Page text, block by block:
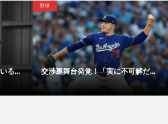
交渉裏舞台発覚！「実に不可解だ...
サッカー
「48時間